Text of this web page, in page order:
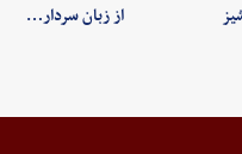
از زبان سردار…